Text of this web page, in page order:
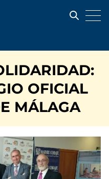
OFICIAL
MÁLAGA